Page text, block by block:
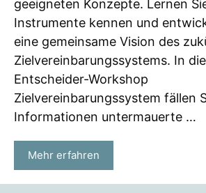
geeigneten Konzepte. Lernen
Instrumente kennen und
eine gemeinsame Vision des
Zielvereinbarungssystems. In
Entscheider-Workshop
Zielvereinbarungssystem fällen
Informationen untermauerte …
Mehr erfahren